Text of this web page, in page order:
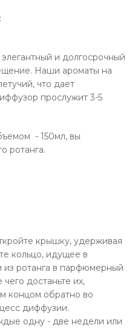
и долгосрочный
Наши ароматы на
что дает
прослужит 3-5
- 150мл, вы
черного ротанга.
крышку, удерживая
кольцо, идущее в
из ротанга в парфюмерный
достаньте их,
концом обратно во
диффузии.
одну - две недели или